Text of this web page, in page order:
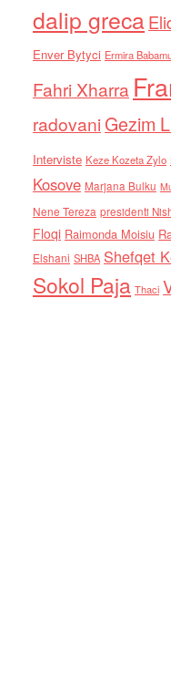
dalip greca
Enver Bytyci Ermira
Fahri Xharra
radovaniGezim
Interviste Keze Kozeta Zylo
Kosove Marjana Bulku
Nene Tereza presidenti
Floqi Raimonda Moisiu
Elshani SHBA Shefqet
Sokol Paja Thaci